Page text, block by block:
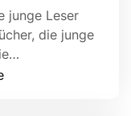
junge Leser
die junge